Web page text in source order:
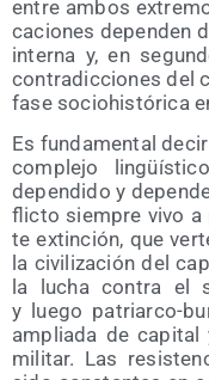
entre ambos
ca­cio­nes depen­den
inter­na y, en
con­tra­dic­cio­nes del
fase socio­his­tó­ri­ca
Es fun­da­men­tal
com­ple­jo
depen­di­do y
flic­to siem­pre vivo
te extin­ción, que
la civi­li­za­ción del
la lucha con­tra el
y lue­go patriar­co-
amplia­da de
mili­tar. Las